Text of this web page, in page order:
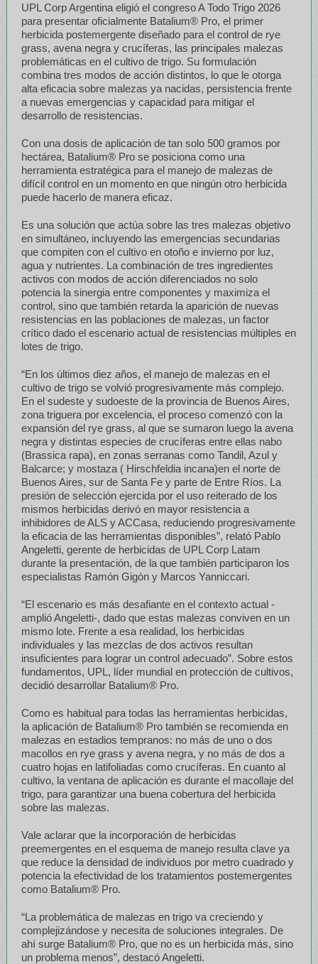
UPL Corp Argentina eligió el congreso A Todo Trigo 2026
para presentar oficialmente Batalium® Pro, el primer
herbicida postemergente diseñado para el control de rye
grass, avena negra y crucíferas, las principales malezas
problemáticas en el cultivo de trigo. Su formulación
combina tres modos de acción distintos, lo que le otorga
alta eficacia sobre malezas ya nacidas, persistencia frente
a nuevas emergencias y capacidad para mitigar el
desarrollo de resistencias.
Con una dosis de aplicación de tan solo 500 gramos por
hectárea, Batalium® Pro se posiciona como una
herramienta estratégica para el manejo de malezas de
difícil control en un momento en que ningún otro herbicida
puede hacerlo de manera eficaz.
Es una solución que actúa sobre las tres malezas objetivo
en simultáneo, incluyendo las emergencias secundarias
que compiten con el cultivo en otoño e invierno por luz,
agua y nutrientes. La combinación de tres ingredientes
activos con modos de acción diferenciados no solo
potencia la sinergia entre componentes y maximiza el
control, sino que también retarda la aparición de nuevas
resistencias en las poblaciones de malezas, un factor
crítico dado el escenario actual de resistencias múltiples en
lotes de trigo.
“En los últimos diez años, el manejo de malezas en el
cultivo de trigo se volvió progresivamente más complejo.
En el sudeste y sudoeste de la provincia de Buenos Aires,
zona triguera por excelencia, el proceso comenzó con la
expansión del rye grass, al que se sumaron luego la avena
negra y distintas especies de crucíferas entre ellas nabo
(Brassica rapa), en zonas serranas como Tandil, Azul y
Balcarce; y mostaza ( Hirschfeldia incana)en el norte de
Buenos Aires, sur de Santa Fe y parte de Entre Ríos. La
presión de selección ejercida por el uso reiterado de los
mismos herbicidas derivó en mayor resistencia a
inhibidores de ALS y ACCasa, reduciendo progresivamente
la eficacia de las herramientas disponibles”, relató Pablo
Angeletti, gerente de herbicidas de UPL Corp Latam
durante la presentación, de la que también participaron los
especialistas Ramón Gigón y Marcos Yanniccari.
“El escenario es más desafiante en el contexto actual -
amplió Angeletti-, dado que estas malezas conviven en un
mismo lote. Frente a esa realidad, los herbicidas
individuales y las mezclas de dos activos resultan
insuficientes para lograr un control adecuado”. Sobre estos
fundamentos, UPL, líder mundial en protección de cultivos,
decidió desarrollar Batalium® Pro.
Como es habitual para todas las herramientas herbicidas,
la aplicación de Batalium® Pro también se recomienda en
malezas en estadios tempranos: no más de uno o dos
macollos en rye grass y avena negra, y no más de dos a
cuatro hojas en latifoliadas como crucíferas. En cuanto al
cultivo, la ventana de aplicación es durante el macollaje del
trigo, para garantizar una buena cobertura del herbicida
sobre las malezas.
Vale aclarar que la incorporación de herbicidas
preemergentes en el esquema de manejo resulta clave ya
que reduce la densidad de individuos por metro cuadrado y
potencia la efectividad de los tratamientos postemergentes
como Batalium® Pro.
“La problemática de malezas en trigo va creciendo y
complejizándose y necesita de soluciones integrales. De
ahí surge Batalium® Pro, que no es un herbicida más, sino
un problema menos”, destacó Angeletti.